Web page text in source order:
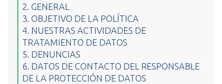
2. GENERAL
3. OBJETIVO DE LA POLÍTICA
4. NUESTRAS ACTIVIDADES DE
TRATAMIENTO DE DATOS
4.1. Controlador de datos
4.1.1. Información sobre las personas de
contacto en el contexto del desarrollo
4.2. Procesador de datos
5. DENUNCIAS
6. DATOS DE CONTACTO DEL RESPONSABLE
DE LA PROTECCIÓN DE DATOS